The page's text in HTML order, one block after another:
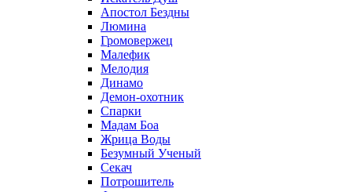
Апостол Бездны
Люмина
Громовержец
Малефик
Мелодия
Динамо
Демон-охотник
Спарки
Мадам Боа
Жрица Воды
Безумный Ученый
Секач
Потрошитель